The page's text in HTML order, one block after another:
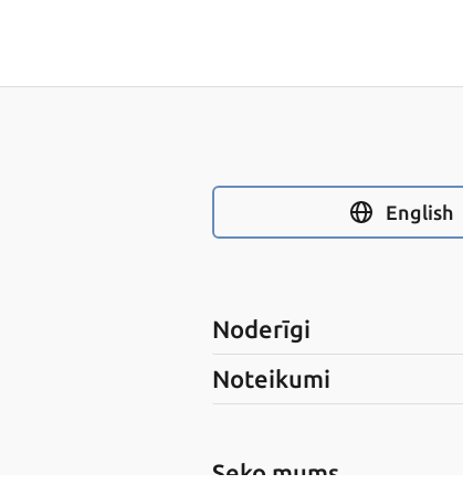
English
Noderīgi
Noteikumi
Seko mums